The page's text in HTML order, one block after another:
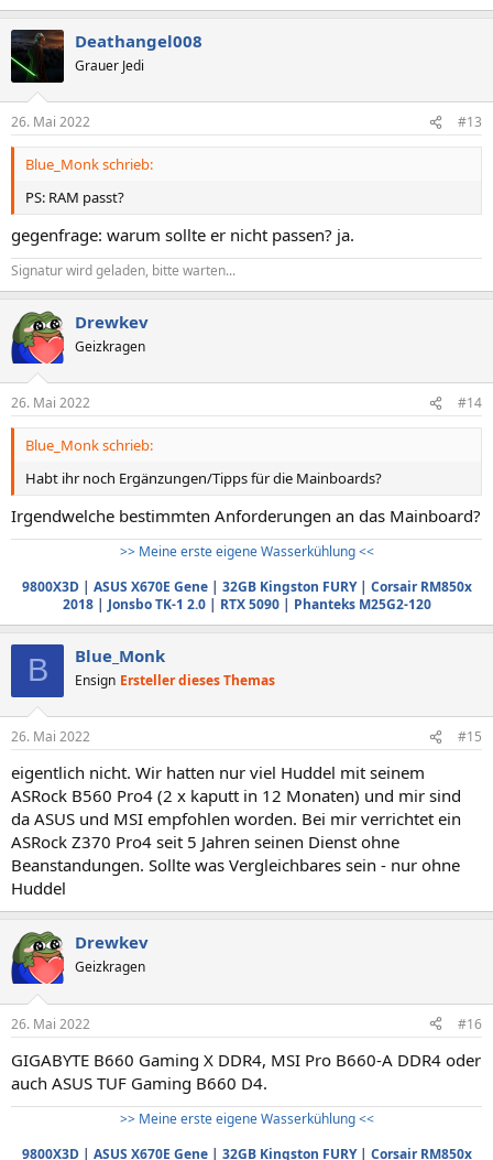
Deathangel008
Grauer Jedi
26. Mai 2022 #13
Blue_Monk schrieb:
PS: RAM passt?
gegenfrage: warum sollte er nicht passen? ja.
Signatur wird geladen, bitte warten...
Drewkev
Geizkragen
26. Mai 2022 #14
Blue_Monk schrieb:
Habt ihr noch Ergänzungen/Tipps für die Mainboards?
Irgendwelche bestimmten Anforderungen an das Mainboard?
>> Meine erste eigene Wasserkühlung <<
9800X3D| ASUS X670E Gene| 32GB Kingston FURY| Corsair RM850x
2018| Jonsbo TK-1 2.0| RTX 5090| Phanteks M25G2-120
B Blue_Monk
Ensign Ersteller dieses Themas
26. Mai 2022 #15
eigentlich nicht. Wir hatten nur viel Huddel mit seinem
ASRock B560 Pro4 (2 x kaputt in 12 Monaten) und mir sind
da ASUS und MSI empfohlen worden. Bei mir verrichtet ein
ASRock Z370 Pro4 seit 5 Jahren seinen Dienst ohne
Beanstandungen. Sollte was Vergleichbares sein - nur ohne
Huddel
Drewkev
Geizkragen
26. Mai 2022 #16
GIGABYTE B660 Gaming X DDR4, MSI Pro B660-A DDR4 oder
auch ASUS TUF Gaming B660 D4.
>> Meine erste eigene Wasserkühlung <<
9800X3D| ASUS X670E Gene| 32GB Kingston FURY| Corsair RM850x